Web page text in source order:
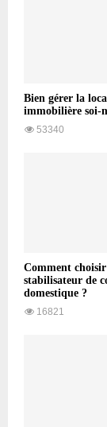
Bien gérer la
immobilière soi-
53340
Comment choisir
stabilisateur de
domestique ?
16821